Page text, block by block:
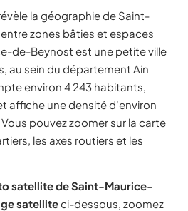
la géographie de Saint-
zones bâties et espaces
de-Beynost est une petite ville
au sein du département Ain
environ 4 243 habitants,
affiche une densité d'environ
pouvez zoomer sur la carte
les axes routiers et les
satellite de Saint-Maurice-
satelliteci-dessous, zoomez